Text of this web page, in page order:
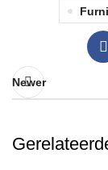
Newer